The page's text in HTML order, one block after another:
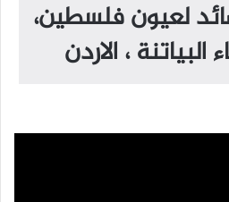
قصائد لعيون فلسطين،
، الاردن